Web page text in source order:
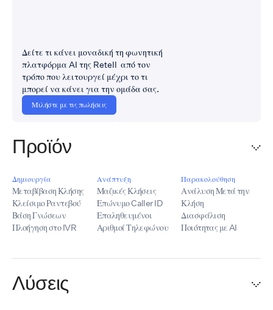
Δείτε τι κάνει μοναδική τη φωνητική
πλατφόρμα AI της Retell από τον
τρόπο που λειτουργεί μέχρι το τι
μπορεί να κάνει για την ομάδα σας.
Μιλήστε με τις πωλήσεις
Προϊόν
Δημιουργία
Μεταβίβαση Κλήσης
Κλείσιμο Ραντεβού
Βάση Γνώσεων
Πλοήγηση στο IVR
Ανάπτυξη
Μαζικές Κλήσεις
Επώνυμο Caller ID
Επαληθευμένοι
Αριθμοί Τηλεφώνου
Παρακολούθηση
Ανάλυση Μετά την
Κλήση
Διασφάλιση
Ποιότητας με AI
Λύσεις